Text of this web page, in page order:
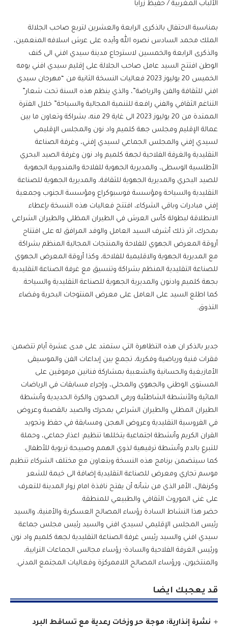
الألباب المغربية / حفيظ زرابا
بمناسبة الاحتفال بالذكرى الرابعة والعشرين لتربع صاحب الجلالة
الملك محمد السادس نصره الله وأيده على عرش اسلافه المنعمين،
والذكرى الرابعة والخمسين لاسترجاع مدينة سيدي افني الى كنف
الوطن افتتح السيد عامل صاحب الجلالة على إقليم سيدي افني يومه
الخميس 20 يوليوز 2023 فعاليات النسخة الثانية من “مهرجان سيدي
افني للثقافة والفن والرياضة”، والذي ينظم هذه السنة تحت شعار”
التناغم الثقافي والفني رافعة للتنمية المجالية والسياحة” خلال الفترة
الممتدة من 20 يوليوز 2023 الى غاية 29 منه، بشراكة وتعاون ما بين
عمالة الإقليم ومجلس جهة كلميم واد نون والمجلس الإقليمي
لسيدي إفني والمجلس الجماعي لسيدي إفني، وغرفة الصناعة
التقليدية والغرفة الفلاحية لجهة كلميم واد نون وغرفة الصيد البحري
الأطلسية الوسطى، والمديرية الجهوية للفلاحة والمندوبية الجهوية
للصيد البحري والمديرية الجهوية للثقافة، والمديرية الجهوية للصناعة
التقليدية والسياحة ومؤسسة فوسبوكراع ومؤسسة الجنوب وجمعية
إفني مبادرات وباقي الشركاء، افتتح فعاليات هذه النسخة بإعطاء
الانطلاقة لبطولة كأس العرش في الطيران المظلي والطيران الشراعي
بمحرك، اثر ذلك أشرف السيد العامل والوفد المرافق له على افتتاح
أروقة المعرض الجهوي للفلاحة والمنتجات المجالية المنظم بشراكة
مع المديرية الجهوية والاقليمية للفلاحة، وكذا أروقة المعرض الجهوي
للصناعة التقليدية المنظم بشراكة وتنسيق مع غرفة الصناعة التقليدية
بجهة كلميم وادنون والمديرية الجهوية للصناعة التقليدية والسياحة.
كما اطلع السيد على العامل على معرض المنتوجات البحرية وفضاء
التذوق.
جدير بالذكر ان هذه التظاهرة التي ستمتد على مدى عشرة أيام تتضمن:
فقرات فنية ورياضية وفكرية، تجمع بين إبداعات الفن والموسيقى
الأمازيغية والحسانية والشعبية بمشاركة فنانين مرموقين على
المستوى الوطني والجهوي والمحلي، وإجراء مسابقات في الرياضات
المائية والأنشطة الشاطئية ورمي الصحون والكرة الحديدية وأنشطة
الطيران المظلي والطيران الشراعي بمحرك والصيد بالقصبة وعروض
في الفروسية التقليدية وعروض الهجن ومسابقة في حفظ وتجويد
القران الكريم وأنشطة اجتماعية يتخللها تنظيم: اعذار جماعي، وحملة
للتبرع بالدم وأنشطة ترفيهية لذوي الهمم وصبيحة تربوية للأطفال.
كما سيتضمن برنامج هذه النسخة وبتعاون مع مختلف الشركاء تنظيم
موسم تجاري ومعرض للصناعة التقليدية إضافة الى خيمة للشعر
وكرنفال، الأمر الذي من شأنه أن يفتح نافذة امام زوار المدينة للتعرف
على غنى الموروث الثقافي والطبيعي للمنطقة.
حضر هذا النشاط السادة رؤساء المصالح العسكرية والأمنية، والسيد
رئيس المجلس الإقليمي لسيدي افني والسيد رئيس مجلس جماعة
سيدي افني والسيد رئيس غرفة الصناعة التقليدية لجهة كلميم واد نون
ورئيس الغرفة الفلاحية والسادة؛ رؤساء مجالس الجماعات الترابية،
والمنتخبون، ورؤساء المصالح اللاممركزة وفعاليات المجتمع المدني.
قد يعجبك ايضا
نشرة إنذارية: موجة حر وزخات رعدية مع تساقط البرد